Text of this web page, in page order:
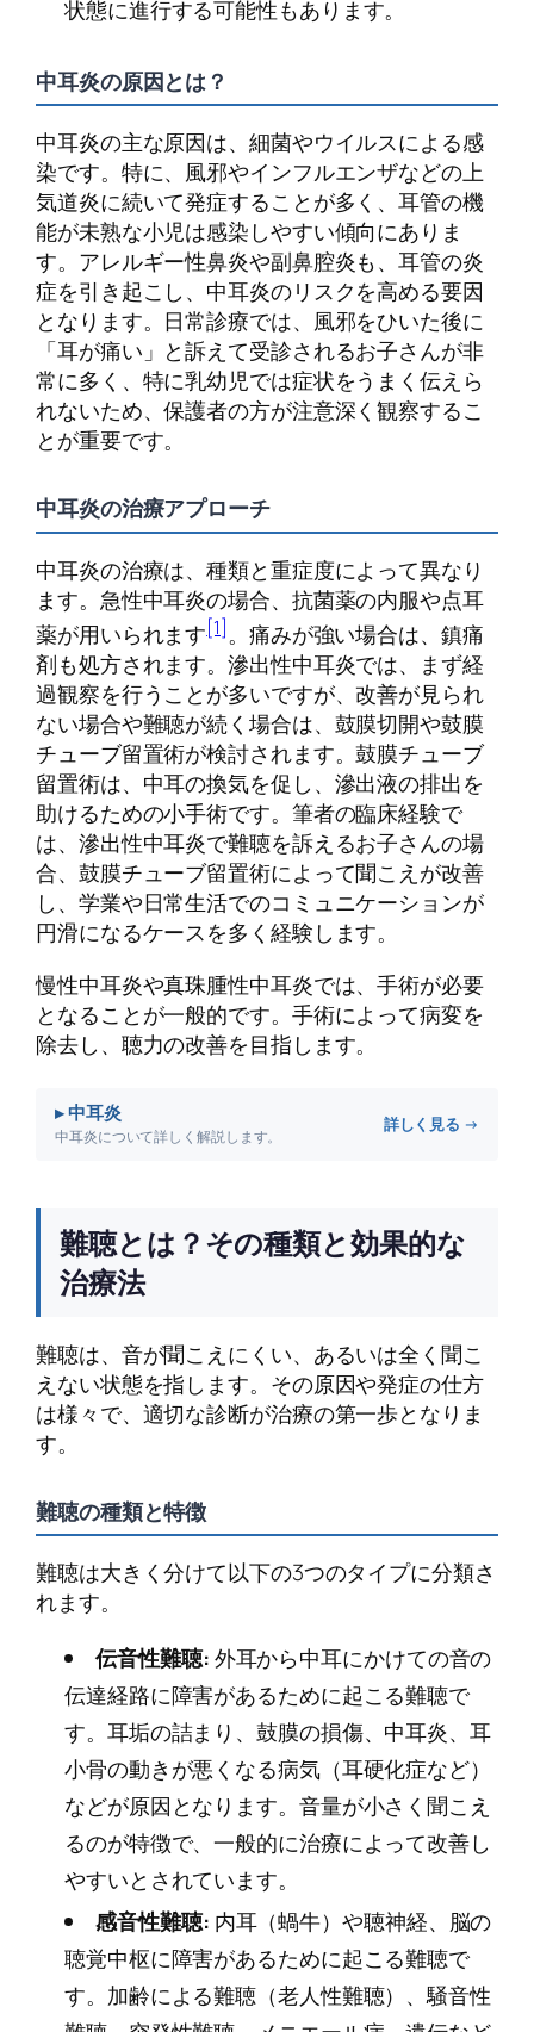
状態に進行する可能性もあります。
中耳炎の原因とは？
中耳炎の主な原因は、細菌やウイルスによる感
染です。特に、風邪やインフルエンザなどの上
気道炎に続いて発症することが多く、耳管の機
能が未熟な小児は感染しやすい傾向にありま
す。アレルギー性鼻炎や副鼻腔炎も、耳管の炎
症を引き起こし、中耳炎のリスクを高める要因
となります。日常診療では、風邪をひいた後に
「耳が痛い」と訴えて受診されるお子さんが非
常に多く、特に乳幼児では症状をうまく伝えら
れないため、保護者の方が注意深く観察するこ
とが重要です。
中耳炎の治療アプローチ
中耳炎の治療は、種類と重症度によって異なり
ます。急性中耳炎の場合、抗菌薬の内服や点耳
薬が用いられます[1]。痛みが強い場合は、鎮痛
剤も処方されます。滲出性中耳炎では、まず経
過観察を行うことが多いですが、改善が見られ
ない場合や難聴が続く場合は、鼓膜切開や鼓膜
チューブ留置術が検討されます。鼓膜チューブ
留置術は、中耳の換気を促し、滲出液の排出を
助けるための小手術です。筆者の臨床経験で
は、滲出性中耳炎で難聴を訴えるお子さんの場
合、鼓膜チューブ留置術によって聞こえが改善
し、学業や日常生活でのコミュニケーションが
円滑になるケースを多く経験します。
慢性中耳炎や真珠腫性中耳炎では、手術が必要
となることが一般的です。手術によって病変を
除去し、聴力の改善を目指します。
▸ 中耳炎
中耳炎について詳しく解説します。
詳しく見る →
難聴とは？その種類と効果的な
治療法
難聴は、音が聞こえにくい、あるいは全く聞こ
えない状態を指します。その原因や発症の仕方
は様々で、適切な診断が治療の第一歩となりま
す。
難聴の種類と特徴
難聴は大きく分けて以下の3つのタイプに分類さ
れます。
伝音性難聴:外耳から中耳にかけての音の
伝達経路に障害があるために起こる難聴で
す。耳垢の詰まり、鼓膜の損傷、中耳炎、耳
小骨の動きが悪くなる病気（耳硬化症など）
などが原因となります。音量が小さく聞こえ
るのが特徴で、一般的に治療によって改善し
やすいとされています。
感音性難聴: 内耳（蝸牛）や聴神経、脳の
聴覚中枢に障害があるために起こる難聴で
す。加齢による難聴（老人性難聴）、騒音性